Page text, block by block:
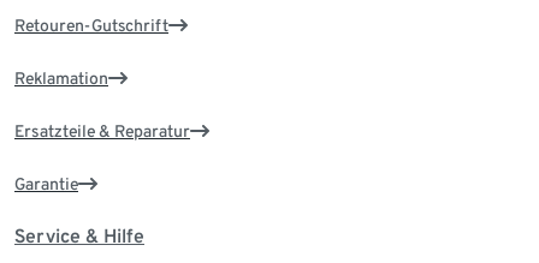
Retouren-Gutschrift
Reklamation
Ersatzteile & Reparatur
Garantie
Service & Hilfe